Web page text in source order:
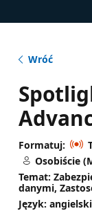
Wróć
Formatuj:
Osobiście
Temat:
danymi,
Język: